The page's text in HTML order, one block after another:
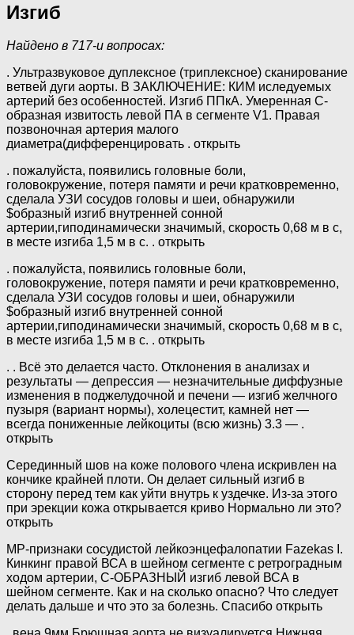
Изгиб
Найдено в 717-и вопросах:
. Ультразвуковое дуплексное (триплексное) сканирование
ветвей дуги аорты. В ЗАКЛЮЧЕНИЕ: КИМ иследуемых
артерий без особенностей. Изгиб ППкА. Умеренная С-
образная извитость левой ПА в сегменте V1. Правая
позвоночная артерия малого
диаметра(дифференцировать . открыть
. пожалуйста, появились головные боли,
головокружение, потеря памяти и речи кратковременно,
сделала УЗИ сосудов головы и шеи, обнаружили
$образный изгиб внутренней сонной
артерии,гиподинамически значимый, скорость 0,68 м в с,
в месте изгиба 1,5 м в с. . открыть
. пожалуйста, появились головные боли,
головокружение, потеря памяти и речи кратковременно,
сделала УЗИ сосудов головы и шеи, обнаружили
$образный изгиб внутренней сонной
артерии,гиподинамически значимый, скорость 0,68 м в с,
в месте изгиба 1,5 м в с. . открыть
. . Всё это делается часто. Отклонения в анализах и
результаты — депрессия — незначительные диффузные
изменения в поджелудочной и печени — изгиб желчного
пузыря (вариант нормы), холецестит, камней нет —
всегда пониженные лейкоциты (всю жизнь) 3.3 — .
открыть
Серединный шов на коже полового члена искривлен на
кончике крайней плоти. Он делает сильный изгиб в
сторону перед тем как уйти внутрь к уздечке. Из-за этого
при эрекции кожа открывается криво Нормально ли это?
открыть
МР-признаки сосудистой лейкоэнцефалопатии Fazekas I.
Кинкинг правой ВСА в шейном сегменте с ретроградным
ходом артерии, С-ОБРАЗНЫЙ изгиб левой ВСА в
шейном сегменте. Как и на сколько опасно? Что следует
делать дальше и что это за болезнь. Спасибо открыть